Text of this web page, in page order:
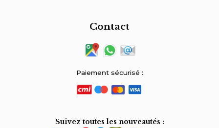
Contact
Paiement sécurisé :
Suivez toutes les nouveautés :